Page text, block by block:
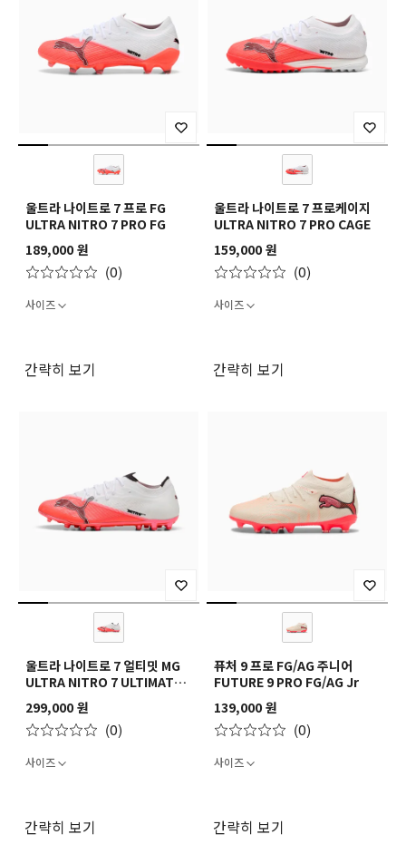
울트라 나이트로 7 프로 FG
ULTRA NITRO 7 PRO FG
189,000 원
(0)
사이즈
간략히 보기
울트라 나이트로 7 프로케이지
ULTRA NITRO 7 PRO CAGE
159,000 원
(0)
사이즈
간략히 보기
울트라 나이트로 7 얼티밋 MG
ULTRA NITRO 7 ULTIMATE
299,000 원
(0)
사이즈
간략히 보기
퓨처 9 프로 FG/AG 주니어
FUTURE 9 PRO FG/AG Jr
139,000 원
(0)
사이즈
간략히 보기